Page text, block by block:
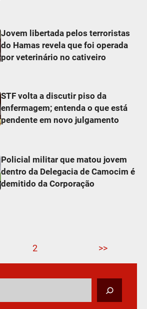
Jovem libertada pelos terroristas
do Hamas revela que foi operada
por veterinário no cativeiro
STF volta a discutir piso da
enfermagem; entenda o que está
pendente em novo julgamento
Policial militar que matou jovem
dentro da Delegacia de Camocim é
demitido da Corporação
2 >>